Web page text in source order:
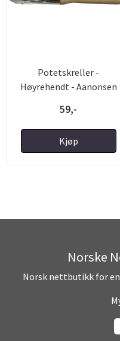
Potetskreller -
Høyrehendt - Aanonsen
59,-
Kjøp
Norske
Norsk nettbutikk for